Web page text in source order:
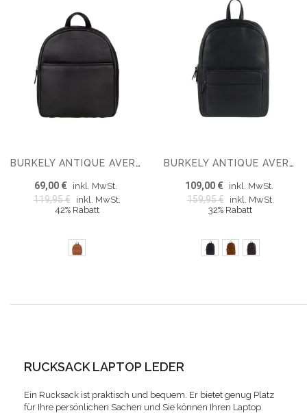
BURKELY ANTIQUE AVERY RUCKSACK TABLET
69,00 € inkl. MwSt.
119,95 €
inkl. MwSt.
42% Rabatt
BURKELY ANTIQUE AVERY 14'' RUCKSACK
109,00 € inkl. MwSt.
159,95 €
inkl. MwSt.
32% Rabatt
RUCKSACK LAPTOP LEDER
Ein Rucksack ist praktisch und bequem. Er bietet genug Platz
für Ihre persönlichen Sachen und Sie können Ihren Laptop